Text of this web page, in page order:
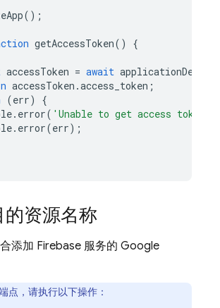
();
getAccessToken()
{
accessToken = await
accessToken .access_token ;
(err)
{
. error( 'Unable to get access token'
. error(err);
的资源名称
添加 Firebase 服务的 Google
点，请执行以下操作：